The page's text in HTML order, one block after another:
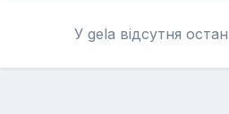
У gela відсутня